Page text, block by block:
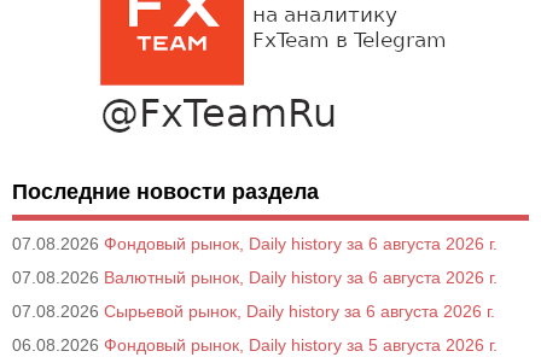
Последние новости раздела
07.08.2026 Фондовый рынок, Daily history за 6 августа 2026 г.
07.08.2026 Валютный рынок, Daily history за 6 августа 2026 г.
07.08.2026 Сырьевой рынок, Daily history за 6 августа 2026 г.
06.08.2026 Фондовый рынок, Daily history за 5 августа 2026 г.